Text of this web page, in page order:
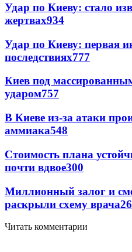
Удар по Киеву: стало
жертвах934
Удар по Киеву: первая
последствиях777
Киев под
ударом757
В Киеве из-за атаки
аммиака548
Стоимость плана
почти вдвое300
Миллионный залог и
раскрыли схему врача
Читать комментарии